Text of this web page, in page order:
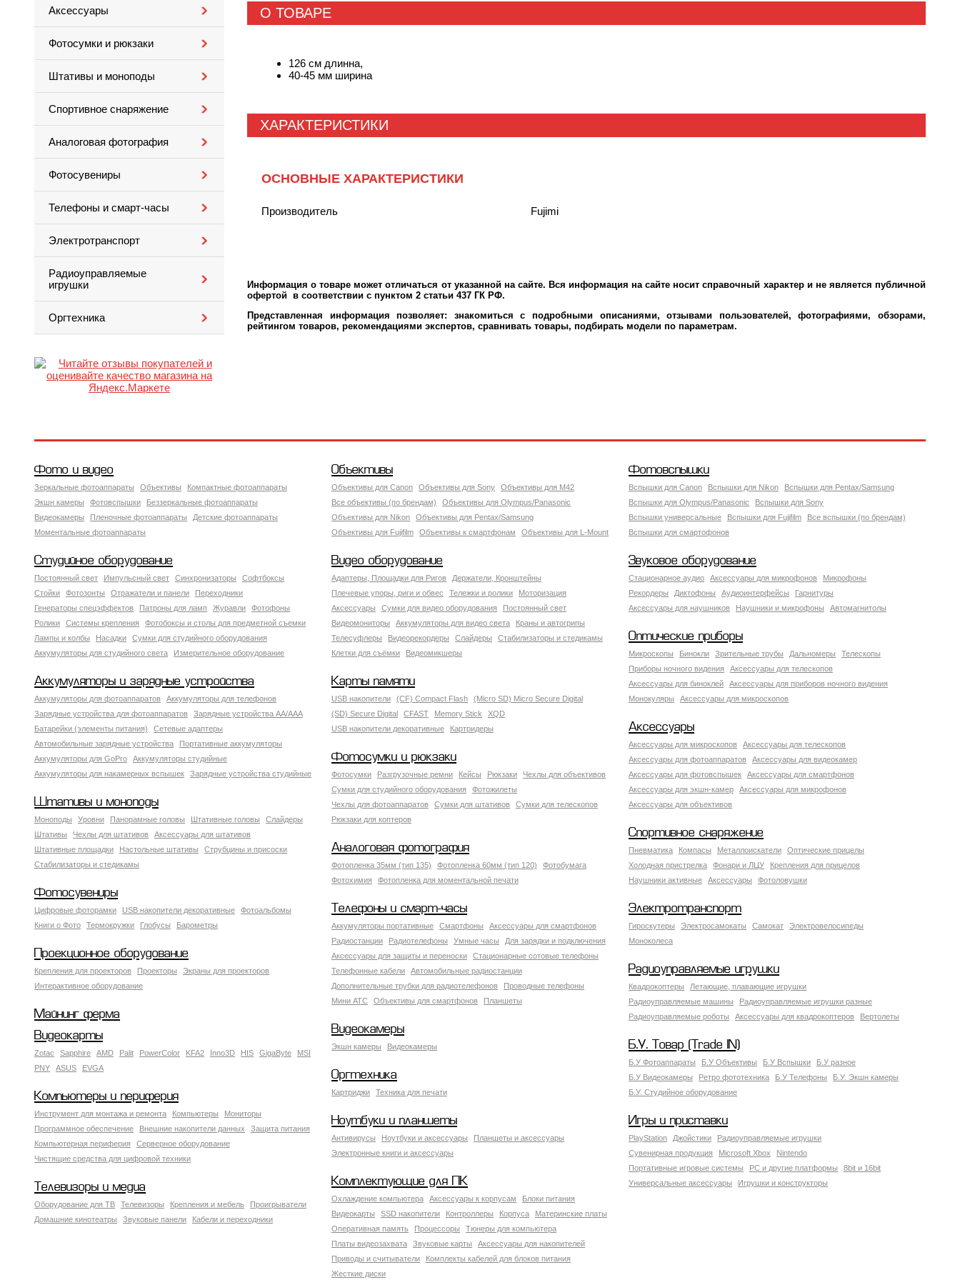
Аксессуары
Фотосумки и рюкзаки
Штативы и моноподы
Спортивное снаряжение
Аналоговая фотография
Фотосувениры
Телефоны и смарт-часы
Электротранспорт
Радиоуправляемые
игрушки
Оргтехника
О ТОВАРЕ
126 см длинна,
40-45 мм ширина
ХАРАКТЕРИСТИКИ
ОСНОВНЫЕ ХАРАКТЕРИСТИКИ
Производитель Fujimi
Информация о товаре может отличаться от указанной на сайте. Вся информация на сайте носит справочный характер и не является публичной
офертой в соответствии с пунктом 2 статьи 437 ГК РФ.
Представленная информация позволяет: знакомиться с подробными описаниями, отзывами пользователей, фотографиями, обзорами,
рейтингом товаров, рекомендациями экспертов, сравнивать товары, подбирать модели по параметрам.
Фото и видео
Зеркальные фотоаппараты Объективы
Компактные фотоаппараты
Экшн камеры
Фотовспышки
Беззеркальные фотоаппараты
Видеокамеры
Пленочные фотоаппараты
Детские фотоаппараты
Моментальные фотоаппараты
Объективы
Объективы для Canon Объективы для Sony
Объективы для M42
Все объективы (по брендам)
Объективы для Olympus/Panasonic
Объективы для Nikon
Объективы для Pentax/Samsung
Объективы для Fujifilm
Объективы к смартфонам Объективы для L-Mount
Фотовспышки
Вспышки для Canon Вспышки для Nikon
Вспышки для Pentax/Samsung
Вспышки для Olympus/Panasonic
Вспышки для Sony
Вспышки универсальные
Вспышки для Fujifilm
Все вспышки (по брендам)
Вспышки для смартофонов
Студийное оборудование
Постоянный свет Импульсный свет Синхронизаторы
Софтбоксы
Стойки
Фотозонты Отражатели и панели
Переходники
Генераторы спецэффектов
Патроны для ламп Журавли
Фотофоны
Ролики
Системы крепления
Фотобоксы и столы для предметной съемки
Лампы и колбы
Насадки
Сумки для студийного оборудования
Аккумуляторы для студийного света
Измерительное оборудование
Видео оборудование
Адаптеры, Площадки для Ригов
Держатели, Кронштейны
Плечевые упоры, риги и обвес
Тележки и ролики
Моторизация
Аксессуары
Сумки для видео оборудования
Постоянный свет
Видеомониторы
Аккумуляторы для видео света
Краны и автогрипы
Телесуфлеры
Видеорекордеры Слайдеры
Стабилизаторы и стедикамы
Клетки для съёмки
Видеомикшеры
Звуковое оборудование
Стационарное аудио Аксессуары для микрофонов
Микрофоны
Рекордеры
Диктофоны Аудиоинтерфейсы
Гарнитуры
Аксессуары для наушников
Наушники и микрофоны Автомагнитолы
Оптические приборы
Микроскопы Бинокли Зрительные трубы Дальномеры
Телескопы
Приборы ночного видения
Аксессуары для телескопов
Аксессуары для биноклей
Аксессуары для приборов ночного видения
Монокуляры
Аксессуары для микроскопов
Аккумуляторы и зарядные устройства
Аккумуляторы для фотоаппаратов
Аккумуляторы для телефонов
Зарядные устройства для фотоаппаратов
Зарядные устройства AA/AAA
Батарейки (элементы питания)
Сетевые адаптеры
Автомобильные зарядные устройства
Портативные аккумуляторы
Аккумуляторы для GoPro
Аккумуляторы студийные
Аккумуляторы для накамерных вспышек
Зарядные устройства студийные
Карты памяти
USB накопители (CF) Compact Flash
(Micro SD) Micro Secure Digital
(SD) Secure Digital
CFAST Memory Stick
XQD
USB накопители декоративные
Картридеры Аксессуары
Аксессуары для микроскопов
Аксессуары для телескопов
Аксессуары для фотоаппаратов
Аксессуары для видеокамер
Аксессуары для фотовспышек
Аксессуары для смартфонов
Аксессуары для экшн-камер
Аксессуары для микрофонов
Аксессуары для объективов
Фотосумки и рюкзаки
Фотосумки Разгрузочные ремни Кейсы Рюкзаки
Чехлы для объективов
Сумки для студийного оборудования
Фотожилеты
Чехлы для фотоаппаратов
Сумки для штативов
Сумки для телескопов
Рюкзаки для коптеров
Штативы и моноподы
Моноподы Уровни Панорамные головы Штативные головы
Слайдеры
Штативы
Чехлы для штативов
Аксессуары для штативов
Штативные площадки
Настольные штативы
Струбцины и присоски
Стабилизаторы и стедикамы
Спортивное снаряжение
Пневматика Компасы Металлоискатели
Оптические прицелы
Холодная пристрелка
Фонари и ЛЦУ
Крепления для прицелов
Наушники активные
Аксессуары Фотоловушки
Аналоговая фотография
Фотопленка 35мм (тип 135) Фотопленка 60мм (тип 120)
Фотобумага
Фотохимия
Фотопленка для моментальной печати
Фотосувениры
Цифровые фоторамки USB накопители декоративные
Фотоальбомы
Книги о Фото
Термокружки Глобусы Барометры
Телефоны и смарт-часы
Аккумуляторы портативные Смартфоны
Аксессуары для смартфонов
Радиостанции
Радиотелефоны Умные часы
Для зарядки и подключения
Аксессуары для защиты и переноски
Стационарные сотовые телефоны
Телефонные кабели
Автомобильные радиостанции
Дополнительные трубки для радиотелефонов
Проводные телефоны
Мини АТС
Объективы для смартфонов Планшеты
Электротранспорт
Гироскутеры Электросамокаты Самокат
Электровелосипеды
Моноколеса
Проекционное оборудование
Крепления для проекторов Проекторы
Экраны для проекторов
Интерактивное оборудование
Радиоуправляемые игрушки
Квадрокоптеры
Летающие, плавающие игрушки
Радиоуправляемые машины
Радиоуправляемые игрушки разные
Радиоуправляемые роботы
Аксессуары для квадрокоптеров Вертолеты
Майнинг ферма
Видеокамеры
Экшн камеры Видеокамеры
Видеокарты
Zotac Sapphire AMD Palit PowerColor KFA2 Inno3D HIS GigaByte
MSI
PNY
ASUS EVGA
Б.У. Товар (Trade IN)
Б.У Фотоаппараты Б.У Объективы Б.У Вспышки
Б.У разное
Б.У Видеокамеры
Ретро фототехника Б.У Телефоны
Б.У. Экшн камеры
Б.У. Студийное оборудование
Оргтехника
Картриджи Техника для печати
Компьютеры и периферия
Инструмент для монтажа и ремонта Компьютеры
Мониторы
Программное обеспечение
Внешние накопители данных
Защита питания
Компьютерная периферия
Серверное оборудование
Чистящие средства для цифровой техники
Ноутбуки и планшеты
Антивирусы Ноутбуки и аксессуары
Планшеты и аксессуары
Электронные книги и аксессуары
Игры и приставки
PlayStation Джойстики
Радиоуправляемые игрушки
Сувенирная продукция
Microsoft Xbox
Nintendo
Портативные игровые системы
PC и другие платформы
8bit и 16bit
Универсальные аксессуары
Игрушки и конструкторы
Комплектующие для ПК
Охлаждение компьютера Аксессуары к корпусам
Блоки питания
Видеокарты
SSD накопители Контроллеры Корпуса
Материнские платы
Оперативная память
Процессоры
Тюнеры для компьютера
Платы видеозахвата
Звуковые карты
Аксессуары для накопителей
Приводы и считыватели
Комплекты кабелей для блоков питания
Жесткие диски
Телевизоры и медиа
Оборудование для ТВ Телевизоры Крепления и мебель
Проигрыватели
Домашние кинотеатры
Звуковые панели Кабели и переходники